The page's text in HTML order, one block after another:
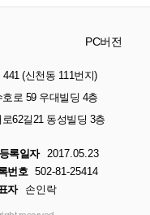
PC버전
(신천동 111번지)
로 59 우대빌딩 4층
62길21 동성빌딩 3층
등록일자
2017.05.23
번호
502-81-25414
자 손인락